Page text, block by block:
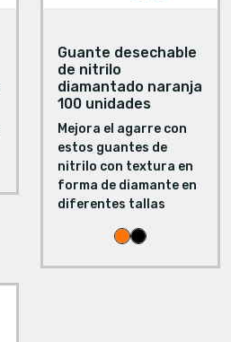
Guante desechable
de nitrilo
diamantado naranja
100 unidades
Mejora el agarre con
estos guantes de
nitrilo con textura en
forma de diamante en
diferentes tallas